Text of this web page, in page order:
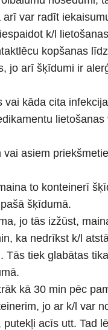
var radīt
k/l
kopšanas
jo arī šķīdumi ir
vai kāda cita
asiem
to konteinerī
šķīdumā.
jo tās izžūst,
ka nedrīkst k/l
Tās tiek glabātas
kā 30 min pēc
jo ar k/l var
acīs utt. Tad